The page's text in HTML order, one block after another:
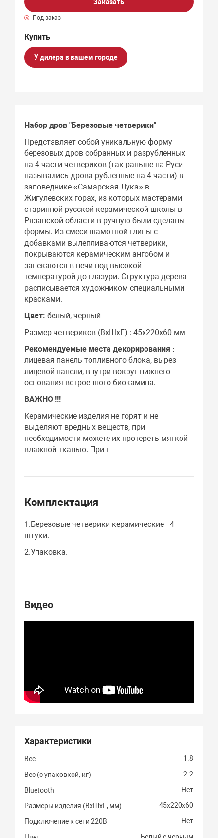
Заказать
Под заказ
У дилера в вашем городе
Набор дров "Березовые четверики"
Представляет собой уникальную форму
березовых дров собранных и разрубленных
на 4 части четвериков (так раньше на Руси
назывались дрова рубленные на 4 части) в
заповеднике «Самарская Лука» в
Жигулевских горах, из которых мастерами
старинной русской керамической школы в
Рязанской области в ручную были сделаны
формы. Из смеси шамотной глины с
добавками вылепливаются четверики,
покрываются керамическим ангобом и
запекаются в печи под высокой
температурой до глазури. Структура дерева
расписывается художником специальными
красками.
Цвет:белый, черный
Размер четвериков (ВхШхГ) : 45х220х60 мм
Рекомендуемые места декорирования :
лицевая панель топливного блока, вырез
лицевой панели, внутри вокруг нижнего
основания встроенного биокамина.
ВАЖНО !!!
Керамические изделия не горят и не
выделяют вредных веществ, при
необходимости можете их протереть мягкой
влажной тканью. При г
Комплектация
1.Березовые четверики керамические - 4
штуки.
2.Упаковка.
Видео
Характеристики
Вес 1.8
Вес (с упаковкой, кг) 2.2
Bluetooth Нет
Размеры изделия (ВхШхГ; мм) 45х220х60
Подключение к сети 220В Нет